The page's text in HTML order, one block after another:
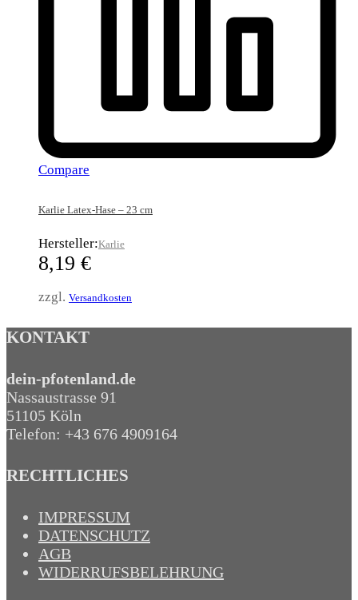
Compare
Karlie Latex-Hase – 23 cm
Hersteller:Karlie
8,19 €
zzgl. Versandkosten
KONTAKT
dein-pfotenland.de
Nassaustrasse 91
51105 Köln
Telefon: +43 676 4909164‬
RECHTLICHES
IMPRESSUM
DATENSCHUTZ
AGB
WIDERRUFSBELEHRUNG